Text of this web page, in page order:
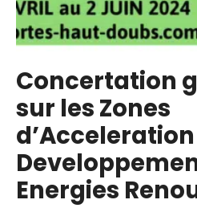
Concertation
sur les Zones
Energies